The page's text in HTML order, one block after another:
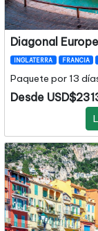
Diagonal
INGLATERRA FRANCIA
Paquete por 13
Desde